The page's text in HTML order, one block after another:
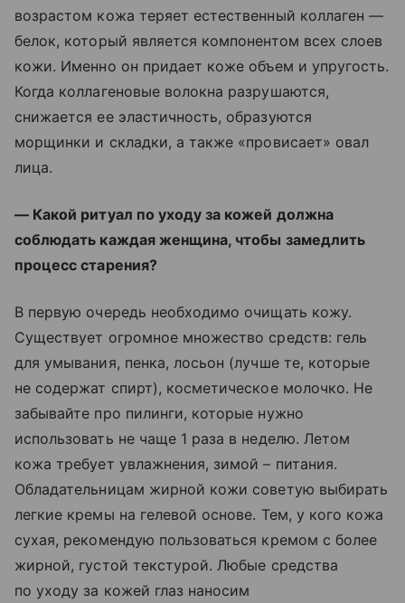
возрастом кожа теряет естественный коллаген —
белок, который является компонентом всех слоев
кожи. Именно он придает коже объем и упругость.
Когда коллагеновые волокна разрушаются,
снижается ее эластичность, образуются
морщинки и складки, а также «провисает» овал
лица.
— Какой ритуал по уходу за кожей должна
соблюдать каждая женщина, чтобы замедлить
процесс старения?
В первую очередь необходимо очищать кожу.
Существует огромное множество средств: гель
для умывания, пенка, лосьон (лучше те, которые
не содержат спирт), косметическое молочко. Не
забывайте про пилинги, которые нужно
использовать не чаще 1 раза в неделю. Летом
кожа требует увлажнения, зимой – питания.
Обладательницам жирной кожи советую выбирать
легкие кремы на гелевой основе. Тем, у кого кожа
сухая, рекомендую пользоваться кремом с более
жирной, густой текстурой. Любые средства
по уходу за кожей глаз наносим